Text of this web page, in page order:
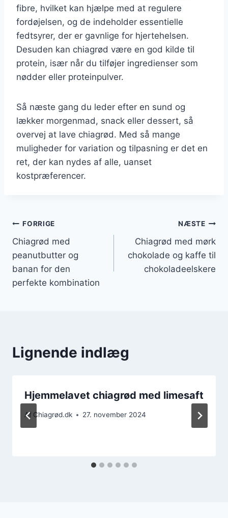
fibre, hvilket kan hjælpe med at regulere
fordøjelsen, og de indeholder essentielle
fedtsyrer, der er gavnlige for hjertehelsen.
Desuden kan chiagrød være en god kilde til
protein, især når du tilføjer ingredienser som
nødder eller proteinpulver.
Så næste gang du leder efter en sund og
lækker morgenmad, snack eller dessert, så
overvej at lave chiagrød. Med så mange
muligheder for variation og tilpasning er det en
ret, der kan nydes af alle, uanset
kostpræferencer.
Indlægsnavigation
FORRIGE
Chiagrød med
peanutbutter og
banan for den
perfekte kombination
NÆSTE
Chiagrød med mørk
chokolade og kaffe til
chokoladeelskere
Lignende indlæg
Hjemmelavet chiagrød med limesaft
Af Chiagrød.dk 27. november 2024